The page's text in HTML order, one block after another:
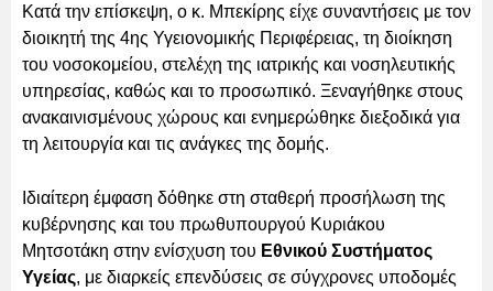
Κατά την επίσκεψη, ο κ. Μπεκίρης είχε συναντήσεις με τον
διοικητή της 4ης Υγειονομικής Περιφέρειας, τη διοίκηση
του νοσοκομείου, στελέχη της ιατρικής και νοσηλευτικής
υπηρεσίας, καθώς και το προσωπικό. Ξεναγήθηκε στους
ανακαινισμένους χώρους και ενημερώθηκε διεξοδικά για
τη λειτουργία και τις ανάγκες της δομής.
Ιδιαίτερη έμφαση δόθηκε στη σταθερή προσήλωση της
κυβέρνησης και του πρωθυπουργού Κυριάκου
Μητσοτάκη στην ενίσχυση του Εθνικού Συστήματος
Υγείας, με διαρκείς επενδύσεις σε σύγχρονες υποδομές